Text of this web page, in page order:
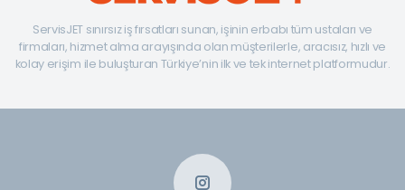
ServisJET sınırsız iş fırsatları sunan, işinin erbabı tüm ustaları ve
firmaları, hizmet alma arayışında olan müşterilerle, aracısız, hızlı ve
kolay erişim ile buluşturan Türkiye’nin ilk ve tek internet platformudur.